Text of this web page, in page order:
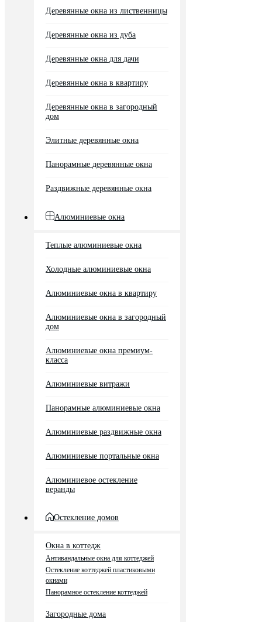
Деревянные окна из лиственницы
Деревянные окна из дуба
Деревянные окна для дачи
Деревянные окна в квартиру
Деревянные окна в загородный
дом
Элитные деревянные окна
Панорамные деревянные окна
Раздвижные деревянные окна
Алюминиевые окна
Теплые алюминиевые окна
Холодные алюминиевые окна
Алюминиевые окна в квартиру
Алюминиевые окна в загородный
дом
Алюминиевые окна премиум-
класса
Алюминиевые витражи
Панорамные алюминиевые окна
Алюминиевые раздвижные окна
Алюминиевые портальные окна
Алюминиевое остекление
веранды
Остекление домов
Окна в коттедж
Антивандальные окна для коттеджей
Остекление коттеджей пластиковыми
окнами
Панорамное остекление коттеджей
Загородные дома